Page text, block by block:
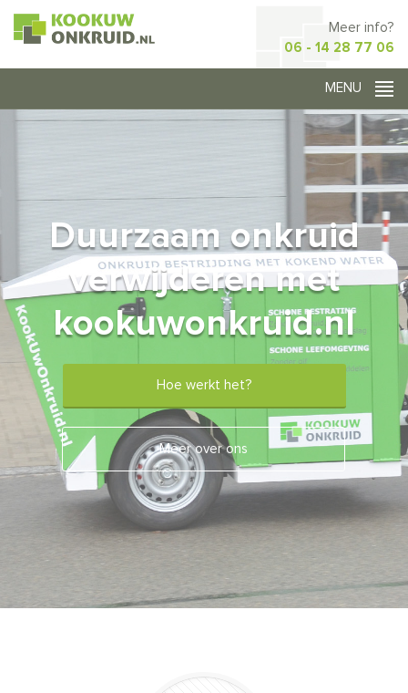
Meer info?
06 - 14 28 77 06
Duurzaam onkruid
verwijderen met
kookuwonkruid.nl
Hoe werkt het?
Meer over ons